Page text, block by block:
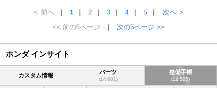
< 前へ ｜ 1 ｜ 2 ｜ 3 ｜ 4 ｜ 5 ｜ 次へ >
<< 前の5ページ
｜ 次の5ページ >>
ホンダ インサイト
カスタム情報 パーツ
(14,601)
整備手帳
(12,505)